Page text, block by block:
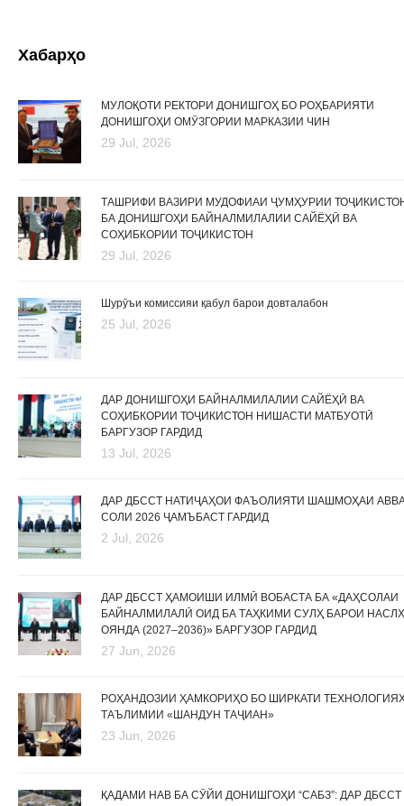
Хабарҳо
МУЛОҚОТИ РЕКТОРИ ДОНИШГОҲ БО РОҲБАРИЯТИ
ДОНИШГОҲИ ОМӮЗГОРИИ МАРКАЗИИ ЧИН
29 Jul, 2026
ТАШРИФИ ВАЗИРИ МУДОФИАИ ҶУМҲУРИИ
БА ДОНИШГОҲИ БАЙНАЛМИЛАЛИИ САЙЁҲӢ ВА
СОҲИБКОРИИ ТОҶИКИСТОН
29 Jul, 2026
Шурӯъи комиссияи қабул барои довталабон
25 Jul, 2026
ДАР ДОНИШГОҲИ БАЙНАЛМИЛАЛИИ САЙЁҲӢ ВА
СОҲИБКОРИИ ТОҶИКИСТОН НИШАСТИ МАТБУОТӢ
БАРГУЗОР ГАРДИД
13 Jul, 2026
ДАР ДБССТ НАТИҶАҲОИ ФАЪОЛИЯТИ ШАШМОҲАИ
СОЛИ 2026 ҶАМЪБАСТ ГАРДИД
2 Jul, 2026
ДАР ДБССТ ҲАМОИШИ ИЛМӢ ВОБАСТА БА «ДАҲСОЛАИ
БАЙНАЛМИЛАЛӢ ОИД БА ТАҲКИМИ СУЛҲ БАРОИ
ОЯНДА (2027–2036)» БАРГУЗОР ГАРДИД
27 Jun, 2026
РОҲАНДОЗИИ ҲАМКОРИҲО БО ШИРКАТИ
ТАЪЛИМИИ «ШАНДУН ТАҶИАН»
23 Jun, 2026
ҚАДАМИ НАВ БА СӮЙИ ДОНИШГОҲИ “САБЗ”: ДАР ДБССТ